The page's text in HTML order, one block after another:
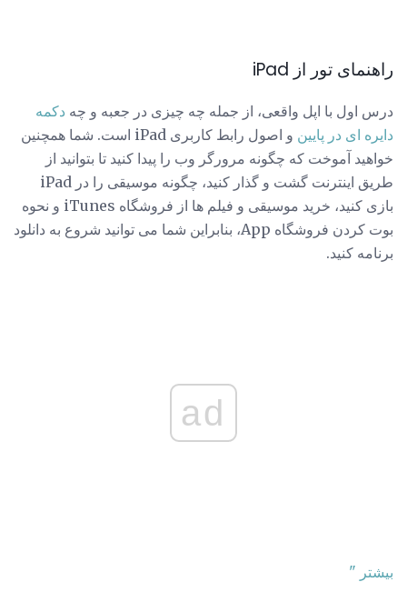
راهنمای تور از iPad
درس اول با اپل واقعی، از جمله چه چیزی در جعبه و چه دکمه
دایره ای در پایین
و اصول رابط کاربری iPad است. شما همچنین
خواهید آموخت که چگونه مرورگر وب را پیدا کنید تا بتوانید از
طریق اینترنت گشت و گذار کنید، چگونه موسیقی را در iPad
بازی کنید، خرید موسیقی و فیلم ها از فروشگاه iTunes و نحوه
بوت کردن فروشگاه App، بنابراین شما می توانید شروع به دانلود
برنامه کنید.
ad
بیشتر "